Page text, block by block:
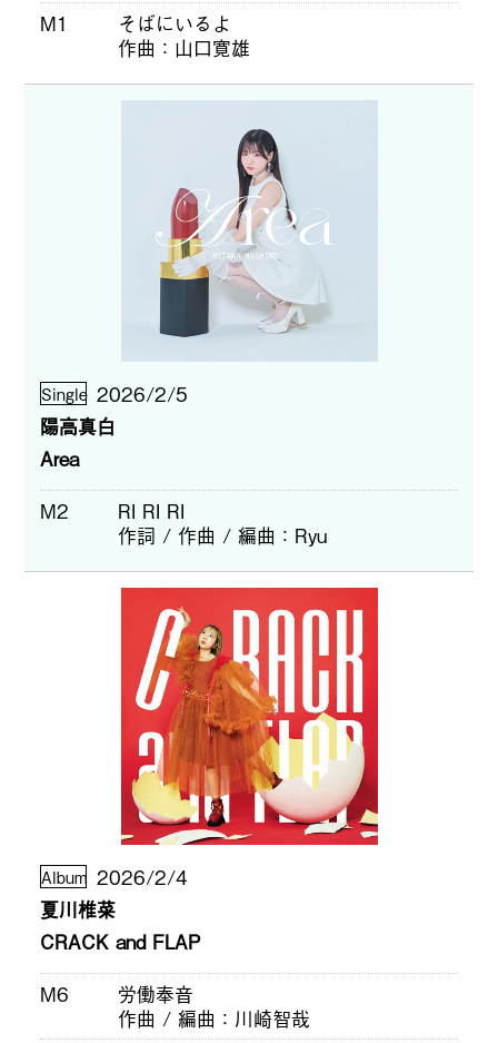
M1
そばにいるよ
作曲
山口寛雄
Single 2026/2/5
陽高真白
Area
M2
RI RI RI
作詞 / 作曲 / 編曲
Ryu
Album 2026/2/4
夏川椎菜
CRACK and FLAP
M6
労働奉音
作曲 / 編曲
川崎智哉